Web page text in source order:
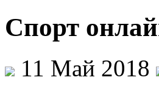
Cпорт
11 Май 2018